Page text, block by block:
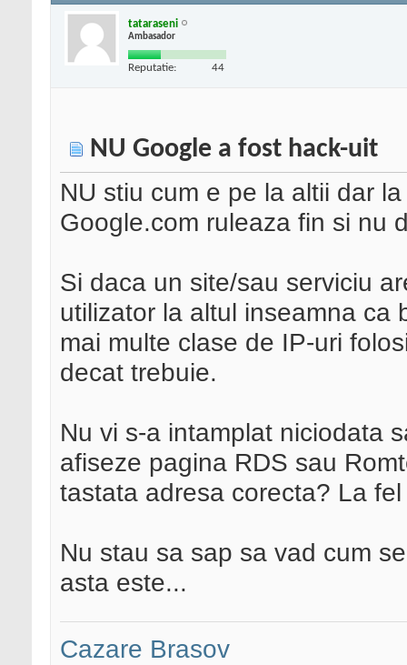
tataraseni
Ambasador
Reputatie: 44
NU Google a fost hack-uit
NU stiu cum e pe la altii dar
Google.com ruleaza fin si nu
Si daca un site/sau serviciu
utilizator la altul inseamna ca
mai multe clase de IP-uri
decat trebuie.
Nu vi s-a intamplat niciodata
afiseze pagina RDS sau
tastata adresa corecta? La
Nu stau sa sap sa vad cum
asta este...
Cazare Brasov